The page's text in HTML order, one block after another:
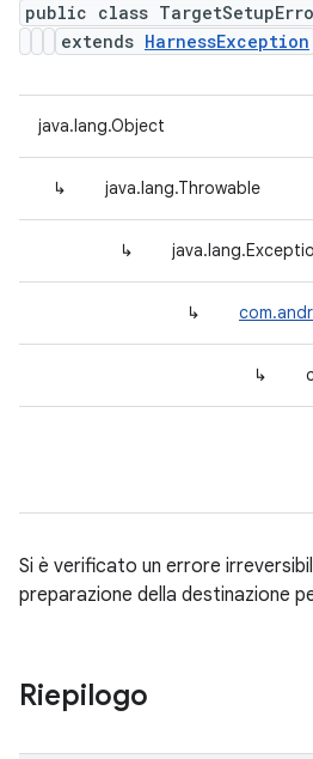
public class
extends HarnessException
java.lang.Object
↳ java.lang.Throwable
↳
↳
↳
Si è verificato un errore
preparazione della destinazione
Riepilogo